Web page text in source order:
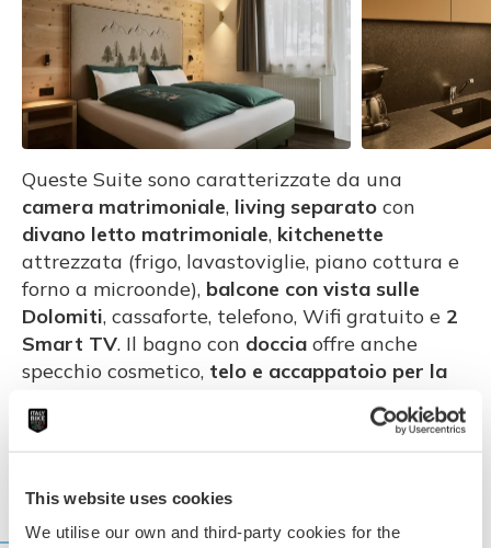
This website uses cookies
We utilise our own and third-party cookies for the
Queste Suite sono caratterizzate da una
camera matrimoniale, living separato con
divano letto matrimoniale, kitchenette
attrezzata (frigo, lavastoviglie, piano cottura e
forno a microonde), balcone con vista sulle
Dolomiti, cassaforte, telefono, Wifi gratuito e 2
Smart TV. Il bagno con doccia offre anche
specchio cosmetico, telo e accappatoio per la
SERVIZI